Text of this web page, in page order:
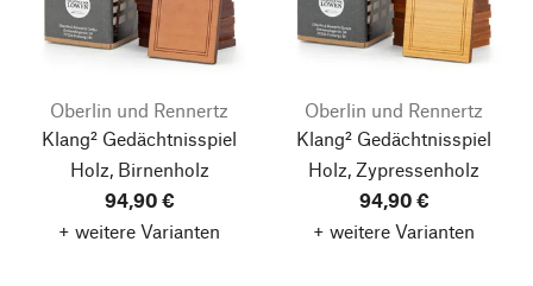
Oberlin und Rennertz
Klang² Gedächtnisspiel
Holz, Birnenholz
94,90 €
+ weitere Varianten
Oberlin und Rennertz
Klang² Gedächtnisspiel
Holz, Zypressenholz
94,90 €
+ weitere Varianten